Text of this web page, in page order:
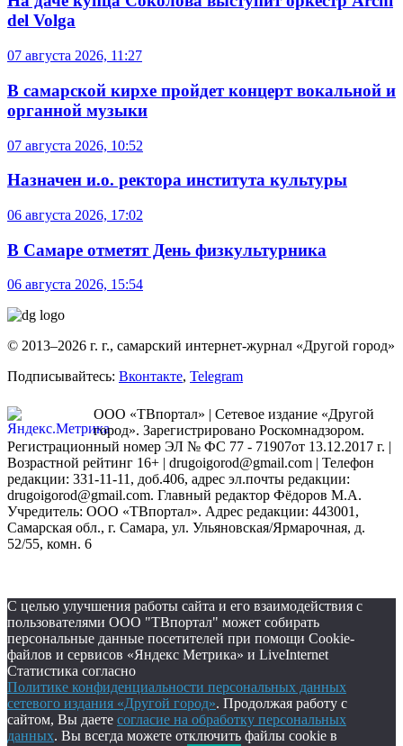
del Volga
07 августа 2026, 11:27
В самарской кирхе пройдет концерт вокальной и
органной музыки
07 августа 2026, 10:52
Назначен и.о. ректора института культуры
06 августа 2026, 17:02
В Самаре отметят День физкультурника
06 августа 2026, 15:54
© 2013–2026 г. г., самарский интернет-журнал «Другой город»
Подписывайтесь: Вконтакте, Telegram
ООО «ТВпортал» | Сетевое издание «Другой
город». Зарегистрировано Роскомнадзором.
Регистрационный номер ЭЛ № ФС 77 - 71907от 13.12.2017 г. |
Возрастной рейтинг 16+ | drugoigorod@gmail.com | Телефон
редакции: 331-11-11, доб.406, адрес эл.почты редакции:
drugoigorod@gmail.com. Главный редактор Фёдоров М.А.
Учредитель: ООО «ТВпортал». Адрес редакции: 443001,
Самарская обл., г. Самара, ул. Ульяновская/Ярмарочная, д.
52/55, комн. 6
С целью улучшения работы сайта и его взаимодействия с
пользователями ООО "ТВпортал" может собирать
персональные данные посетителей при помощи Cookie-
файлов и сервисов «Яндекс Метрика» и LiveInternet
Статистика согласно
Политике конфиденциальности персональных данных
сетевого издания «Другой город». Продолжая работу с
сайтом, Вы даете согласие на обработку персональных
данных. Вы всегда можете отключить файлы cookie в